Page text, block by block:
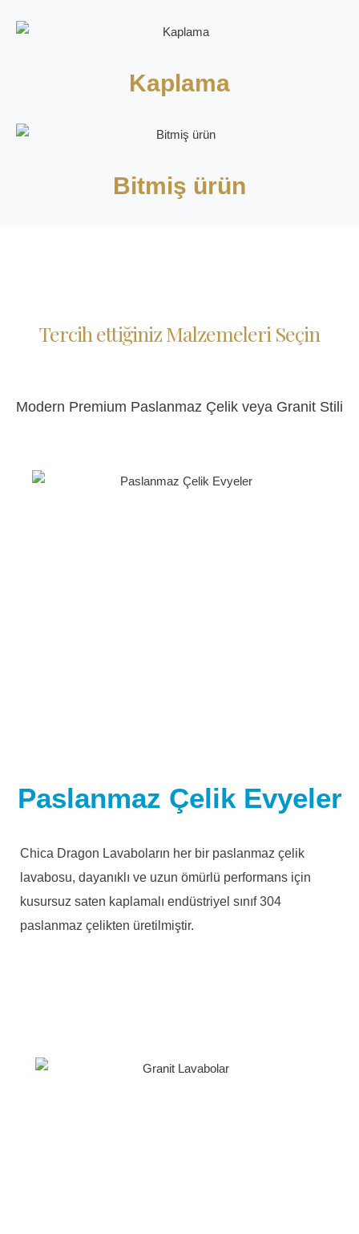
Kaplama
Bitmiş ürün
Tercih ettiğiniz Malzemeleri Seçin
Modern Premium Paslanmaz Çelik veya Granit Stili
Paslanmaz Çelik Evyeler
Chica Dragon Lavaboların her bir paslanmaz çelik
lavabosu, dayanıklı ve uzun ömürlü performans için
kusursuz saten kaplamalı endüstriyel sınıf 304
paslanmaz çelikten üretilmiştir.